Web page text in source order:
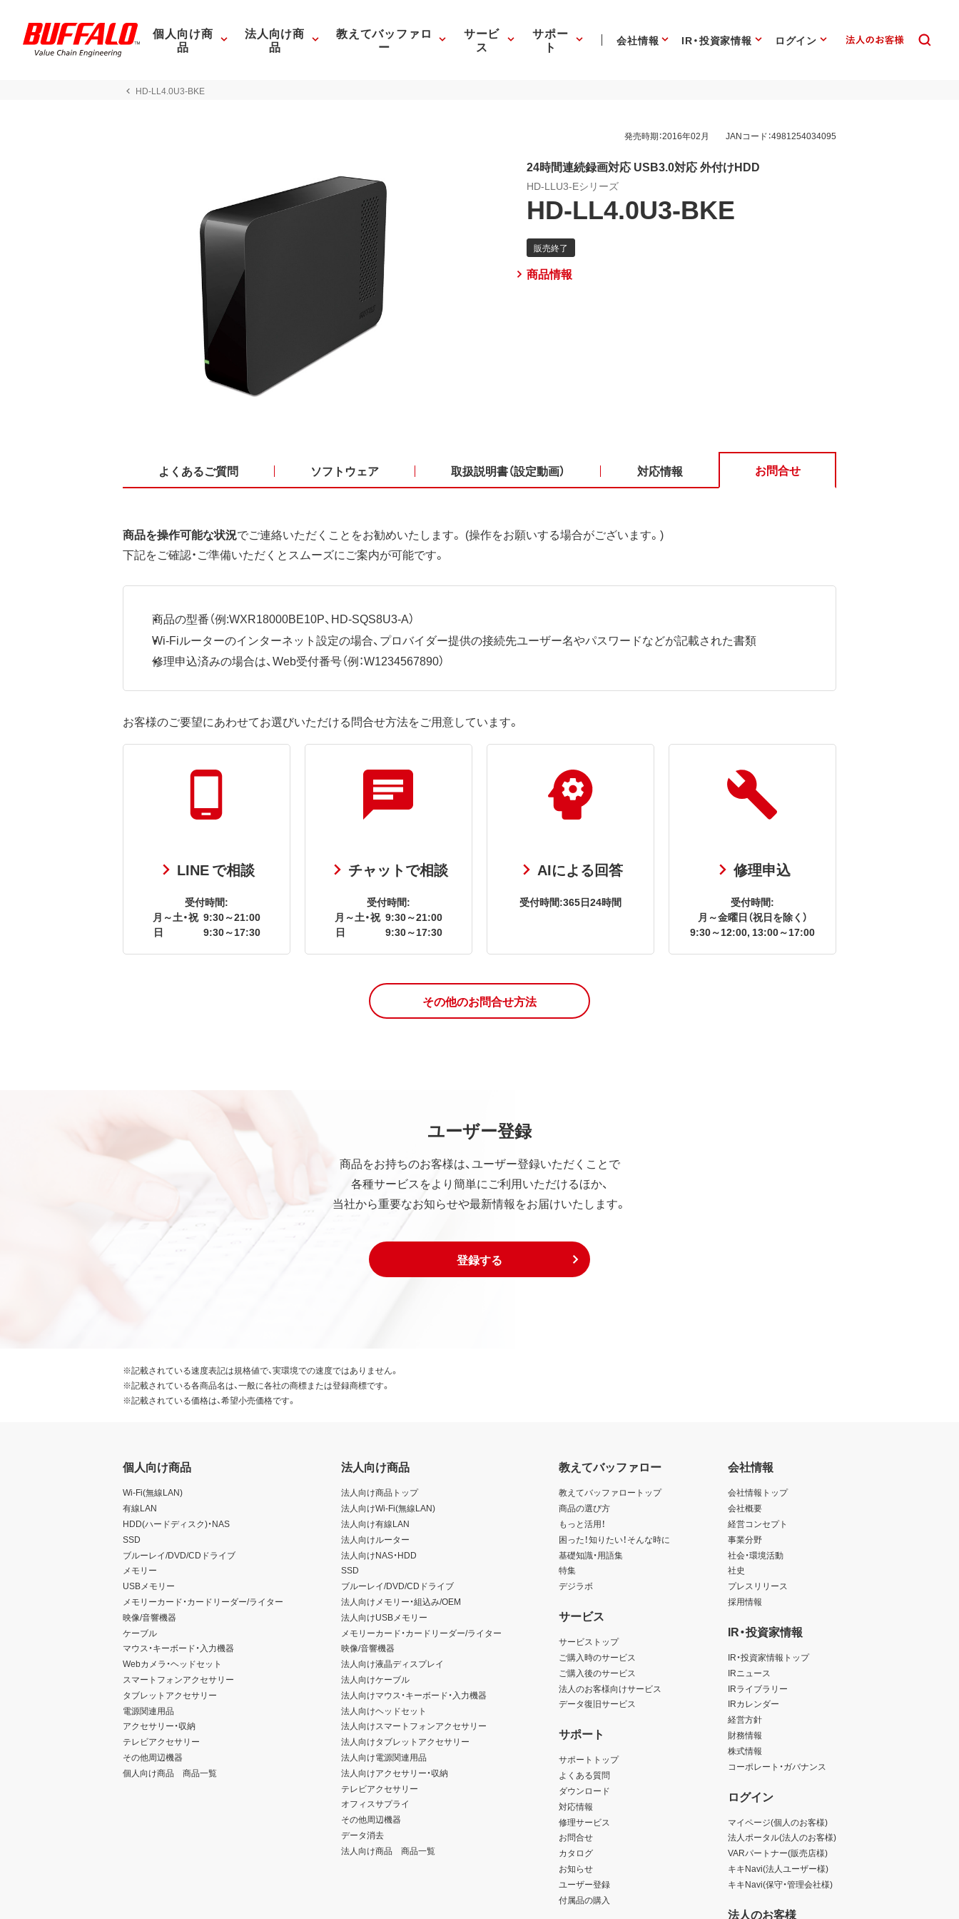
個人向け商
品
法人向け商
品
教えてバッファロ
ー
サービ
ス
サポー
ト 会社情報 IR・投資家情報 ログイン
HD-LL4.0U3-BKE
発売時期：2016年02月 JANコード：4981254034095
24時間連続録画対応 USB3.0対応 外付けHDD
HD-LLU3-Eシリーズ
HD-LL4.0U3-BKE
商品情報
よくあるご質問 ソフトウェア 取扱説明書（設定動画） 対応情報 お問合せ
商品を操作可能な状況でご連絡いただくことをお勧めいたします。 (操作をお願いする場合がございます。)
下記をご確認・ご準備いただくとスムーズにご案内が可能です。
商品の型番（例:WXR18000BE10P、HD-SQS8U3-A）
Wi-Fiルーターのインターネット設定の場合、プロバイダー提供の接続先ユーザー名やパスワードなどが記載された書類
修理申込済みの場合は、Web受付番号（例：W1234567890）
お客様のご要望にあわせてお選びいただける問合せ方法をご用意しています。
LINE で相談
受付時間:
月～土・祝 9:30～21:00
日
9:30～17:30
チャットで相談
受付時間:
月～土・祝 9:30～21:00
日
9:30～17:30
AIによる回答
受付時間:365日24時間
修理申込
受付時間:
月～金曜日（祝日を除く）
9:30～12:00, 13:00～17:00
その他のお問合せ方法
ユーザー登録
商品をお持ちのお客様は、ユーザー登録いただくことで
各種サービスをより簡単にご利用いただけるほか、
当社から重要なお知らせや最新情報をお届けいたします。
登録する
※記載されている速度表記は規格値で、実環境での速度ではありません。
※記載されている各商品名は、一般に各社の商標または登録商標です。
※記載されている価格は、希望小売価格です。
個人向け商品
Wi-Fi(無線LAN)
有線LAN
HDD(ハードディスク)・NAS
SSD
ブルーレイ/DVD/CDドライブ
メモリー
USBメモリー
メモリーカード・カードリーダー/ライター
映像/音響機器
ケーブル
マウス・キーボード・入力機器
Webカメラ・ヘッドセット
スマートフォンアクセサリー
タブレットアクセサリー
電源関連用品
アクセサリー・収納
テレビアクセサリー
その他周辺機器
個人向け商品 商品一覧
法人向け商品
法人向け商品トップ
法人向けWi-Fi(無線LAN)
法人向け有線LAN
法人向けルーター
法人向けNAS・HDD
SSD
ブルーレイ/DVD/CDドライブ
法人向けメモリー・組込み/OEM
法人向けUSBメモリー
メモリーカード・カードリーダー/ライター
映像/音響機器
法人向け液晶ディスプレイ
法人向けケーブル
法人向けマウス・キーボード・入力機器
法人向けヘッドセット
法人向けスマートフォンアクセサリー
法人向けタブレットアクセサリー
法人向け電源関連用品
法人向けアクセサリー・収納
テレビアクセサリー
オフィスサプライ
その他周辺機器
データ消去
法人向け商品 商品一覧
教えてバッファロー
教えてバッファロートップ
商品の選び方
もっと活用！
困った！知りたい！そんな時に
基礎知識・用語集
特集
デジラボ
サービス
サービストップ
ご購入時のサービス
ご購入後のサービス
法人のお客様向けサービス
データ復旧サービス
サポート
サポートトップ
よくある質問
ダウンロード
対応情報
修理サービス
お問合せ
カタログ
お知らせ
ユーザー登録
付属品の購入
会社情報
会社情報トップ
会社概要
経営コンセプト
事業分野
社会・環境活動
社史
プレスリリース
採用情報
IR・投資家情報
IR・投資家情報トップ
IRニュース
IRライブラリー
IRカレンダー
経営方針
財務情報
株式情報
コーポレート・ガバナンス
ログイン
マイページ(個人のお客様)
法人ポータル(法人のお客様)
VARパートナー(販売店様)
キキNavi(法人ユーザー様)
キキNavi(保守・管理会社様)
法人のお客様